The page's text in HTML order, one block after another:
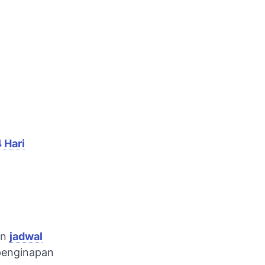
Hari
jadwal